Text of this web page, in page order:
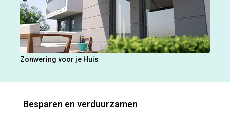
Zonwering voor je Huis
Besparen en verduurzamen